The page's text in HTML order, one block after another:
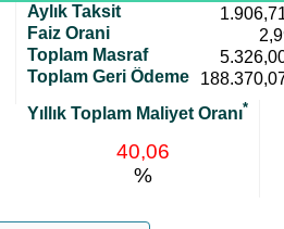
Aylık Taksit
Faiz Orani
Toplam Masraf
Toplam Geri Ödeme
Yıllık Toplam Maliyet Oranı*
40,06
%